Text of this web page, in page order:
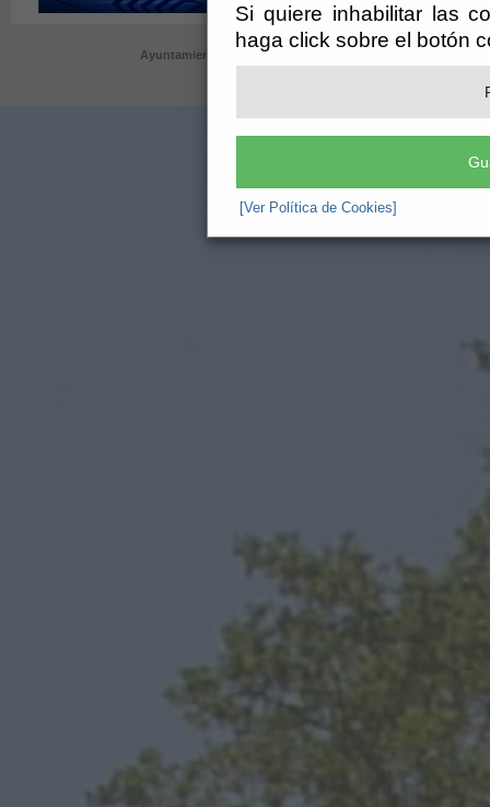
Si quiere inhabilitar las
haga click sobre el botón
[Ver Política de Cookies]
Ayuntamiento de Bentarique (P-0402800-G)